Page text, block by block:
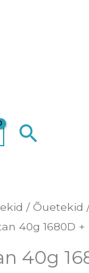
Search
/Õuetekid
40g 1680D +
40g